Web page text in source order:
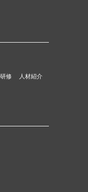
修
人材紹介